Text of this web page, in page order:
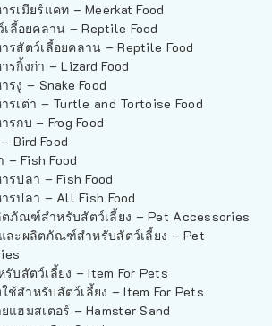
รเมียร์แคท – Meerkat Food
เลี้อยคลาน – Reptile Food
รสัตว์เลี้อยคลาน – Reptile Food
รกิ้งก่า – Lizard Food
รงู – Snake Food
รเต่า – Turtle and Tortoise Food
รกบ – Frog Food
Bird Food
– Fish Food
รปลา – Fish Food
รปลา – All Fish Food
ภัณฑ์สำหรับสัตว์เลี้ยง – Pet Accessories
ละผลิตภัณฑ์สำหรับสัตว์เลี้ยง – Pet
บสัตว์เลี้ยง – Item For Pets
ช้สำหรับสัตว์เลี้ยง – Item For Pets
แฮมสเตอร์ – Hamster Sand